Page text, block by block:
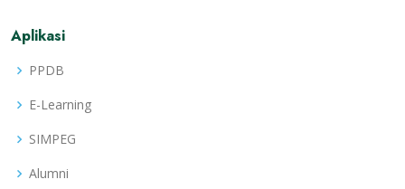
Aplikasi
PPDB
E-Learning
SIMPEG
Alumni